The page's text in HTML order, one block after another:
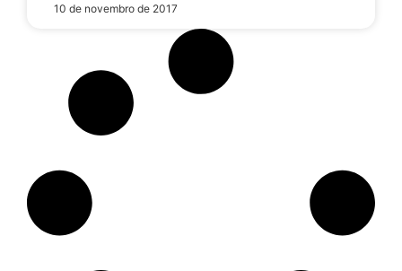
10 de novembro de 2017